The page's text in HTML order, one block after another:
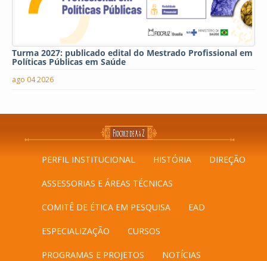
Turma 2027: publicado edital do Mestrado Profissional em
Políticas Públicas em Saúde
ago 04 2026
PERFIL INSTITUCIONAL HISTÓRIA DIREÇÃO
ASSESSORIAS E ÁREAS TÉCNICAS
COMITÊ DE ÉTICA EM PESQUISA EAD
ESPECIALIZAÇÃO CURSOS
PROGRAMAS E PROJETOS NOTÍCIAS